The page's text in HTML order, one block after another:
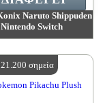
Naruto Shippuden
Nintendo Switch
ποσότητα:4
σημεία